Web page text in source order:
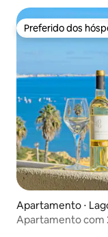
Preferido dos
Preferido dos
Apartamento ⋅
Apartamento com